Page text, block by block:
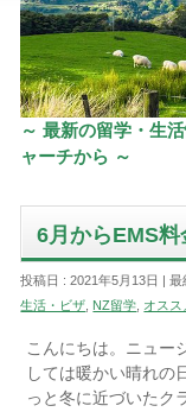
～ 最新の留学・生
ャーチから ～
6月からEMS
投稿日 : 2021年5月13日 最
生活・ビザ NZ留学 オスス
こんにちは。ニュー
しては暖かい晴れの
っと冬に近づいたク